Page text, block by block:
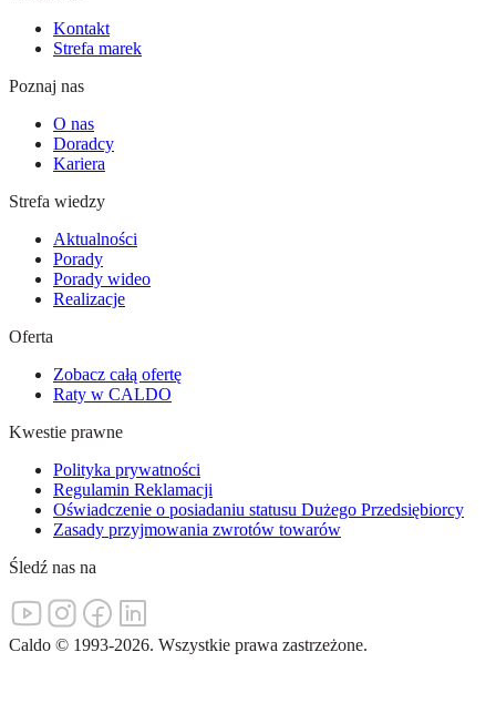
Kontakt
Strefa marek
Poznaj nas
O nas
Doradcy
Kariera
Strefa wiedzy
Aktualności
Porady
Porady wideo
Realizacje
Oferta
Zobacz całą ofertę
Raty w CALDO
Kwestie prawne
Polityka prywatności
Regulamin Reklamacji
Oświadczenie o posiadaniu statusu Dużego Przedsiębiorcy
Zasady przyjmowania zwrotów towarów
Śledź nas na
Caldo © 1993-2026. Wszystkie prawa zastrzeżone.